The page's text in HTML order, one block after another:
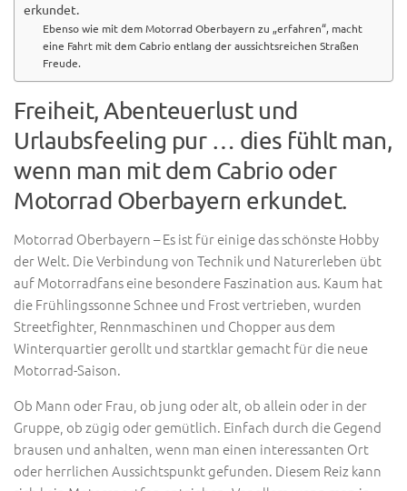
erkundet.
Ebenso wie mit dem Motorrad Oberbayern zu „erfahren“, macht
eine Fahrt mit dem Cabrio entlang der aussichtsreichen Straßen
Freude.
Freiheit, Abenteuerlust und
Urlaubsfeeling pur … dies fühlt man,
wenn man mit dem Cabrio oder
Motorrad Oberbayern erkundet.
Motorrad Oberbayern – Es ist für einige das schönste Hobby
der Welt. Die Verbindung von Technik und Naturerleben übt
auf Motorradfans eine besondere Faszination aus. Kaum hat
die Frühlingssonne Schnee und Frost vertrieben, wurden
Streetfighter, Rennmaschinen und Chopper aus dem
Winterquartier gerollt und startklar gemacht für die neue
Motorrad-Saison.
Ob Mann oder Frau, ob jung oder alt, ob allein oder in der
Gruppe, ob zügig oder gemütlich. Einfach durch die Gegend
brausen und anhalten, wenn man einen interessanten Ort
oder herrlichen Aussichtspunkt gefunden. Diesem Reiz kann